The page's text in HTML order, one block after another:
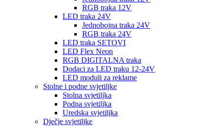
RGB traka 12V
LED traka 24V
Jednobojna traka 24V
RGB traka 24V
LED traka SETOVI
LED Flex Neon
RGB DIGITALNA traka
Dodaci za LED traku 12-24V
LED moduli za reklame
Stolne i podne svjetiljke
Stolna svjetiljka
Podna svjetiljka
Uredska svjetiljka
Dječje svjetiljke